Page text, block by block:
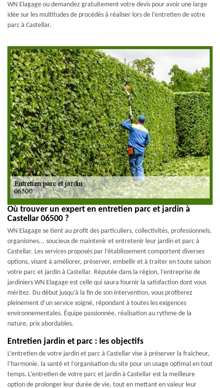
WN Elagage ou demandez gratuitement votre devis pour avoir une large
idée sur les multitudes de procédés à réaliser lors de l’entretien de votre
parc à Castellar.
Où trouver un expert en entretien parc et jardin à
Castellar 06500 ?
WN Elagage se tient au profit des particuliers, collectivités, professionnels,
organismes... soucieux de maintenir et entretenir leur jardin et parc à
Castellar. Les services proposés par l’établissement comportent diverses
options, visant à améliorer, préserver, embellir et à traiter en toute saison
votre parc et jardin à Castellar. Réputée dans la région, l’entreprise de
jardiniers WN Elagage est celle qui saura fournir la satisfaction dont vous
méritez. Du début jusqu’à la fin de son intervention, vous profiterez
pleinement d’un service soigné, répondant à toutes les exigences
environnementales. Équipe passionnée, réalisation au rythme de la
nature, prix abordables.
Entretien jardin et parc : les objectifs
L’entretien de votre jardin et parc à Castellar vise à préserver la fraicheur,
l’harmonie, la santé et l’organisation du site pour un usage optimal en tout
temps. L’entretien de votre parc et jardin à Castellar est la meilleure
option de prolonger leur durée de vie, tout en mettant en valeur leur